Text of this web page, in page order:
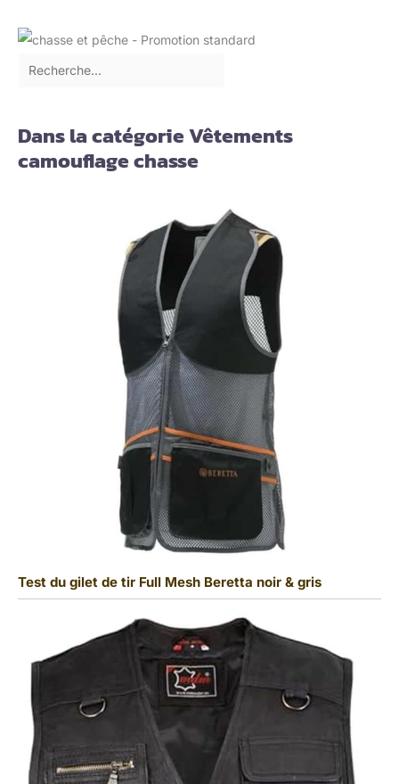
Dans la catégorie Vêtements
camouflage chasse
Test du gilet de tir Full Mesh Beretta noir & gris